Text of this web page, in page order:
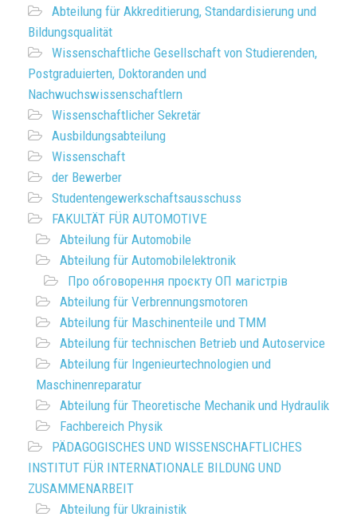
Abteilung für Akkreditierung, Standardisierung und
Bildungsqualität
Wissenschaftliche Gesellschaft von Studierenden,
Postgraduierten, Doktoranden und
Nachwuchswissenschaftlern
Wissenschaftlicher Sekretär
Ausbildungsabteilung
Wissenschaft
der Bewerber
Studentengewerkschaftsausschuss
FAKULTÄT FÜR AUTOMOTIVE
Abteilung für Automobile
Abteilung für Automobilelektronik
Про обговорення проєкту ОП магістрів
Abteilung für Verbrennungsmotoren
Abteilung für Maschinenteile und TMM
Abteilung für technischen Betrieb und Autoservice
Abteilung für Ingenieurtechnologien und
Maschinenreparatur
Abteilung für Theoretische Mechanik und Hydraulik
Fachbereich Physik
PÄDAGOGISCHES UND WISSENSCHAFTLICHES
INSTITUT FÜR INTERNATIONALE BILDUNG UND
ZUSAMMENARBEIT
Abteilung für Ukrainistik